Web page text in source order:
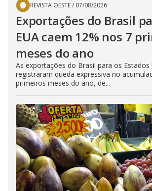
REVISTA OESTE/ 07/08/2026
Exportações do Brasil
EUA caem 12% nos 7
meses do ano
As exportações do Brasil para os Estados
registraram queda expressiva no
primeiros meses do ano, de...